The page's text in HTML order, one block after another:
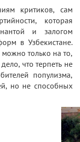
критиков, сам
которая
и залогом
в Узбекистане.
только на то,
что терпеть не
популизма,
но не способных